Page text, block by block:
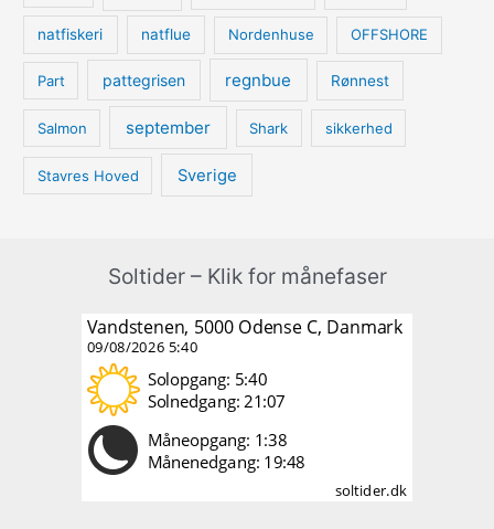
natfiskeri natflue Nordenhuse OFFSHORE
Part pattegrisen regnbue Rønnest
Salmon september Shark sikkerhed
Stavres Hoved Sverige
Soltider – Klik for månefaser